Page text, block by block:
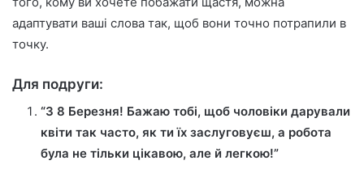
адаптувати ваші слова так, щоб вони точно потрапили в
точку.
Для подруги:
“З 8 Березня! Бажаю тобі, щоб чоловіки дарували
квіти так часто, як ти їх заслуговуєш, а робота
була не тільки цікавою, але й легкою!”